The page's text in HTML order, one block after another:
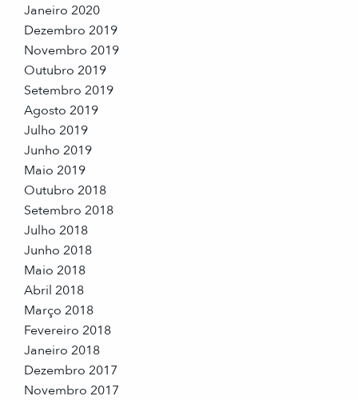
Janeiro 2020
Dezembro 2019
Novembro 2019
Outubro 2019
Setembro 2019
Agosto 2019
Julho 2019
Junho 2019
Maio 2019
Outubro 2018
Setembro 2018
Julho 2018
Junho 2018
Maio 2018
Abril 2018
Março 2018
Fevereiro 2018
Janeiro 2018
Dezembro 2017
Novembro 2017